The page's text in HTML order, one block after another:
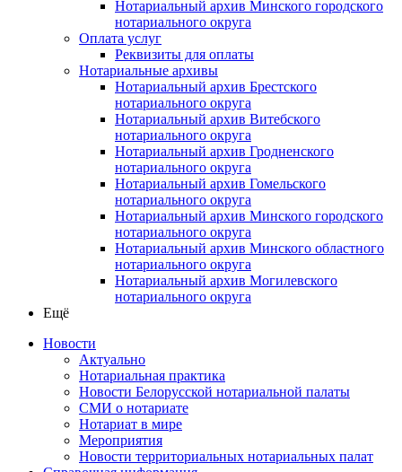
Нотариальный архив Минского городского
нотариального округа
Оплата услуг
Реквизиты для оплаты
Нотариальные архивы
Нотариальный архив Брестского
нотариального округа
Нотариальный архив Витебского
нотариального округа
Нотариальный архив Гродненского
нотариального округа
Нотариальный архив Гомельского
нотариального округа
Нотариальный архив Минского городского
нотариального округа
Нотариальный архив Минского областного
нотариального округа
Нотариальный архив Могилевского
нотариального округа
Ещё
Новости
Актуально
Нотариальная практика
Новости Белорусской нотариальной палаты
СМИ о нотариате
Нотариат в мире
Мероприятия
Новости территориальных нотариальных палат